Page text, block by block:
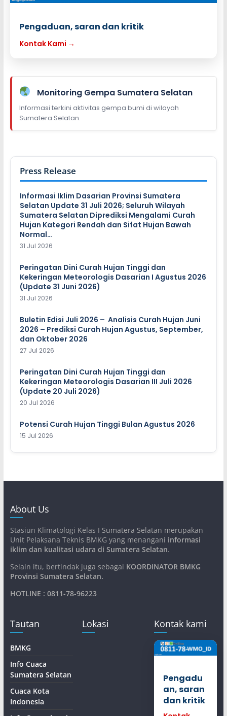
Pengaduan, saran dan kritik
Kontak Kami →
Monitoring Gempa Sumatera Selatan
Informasi terkini aktivitas gempa bumi di wilayah
Sumatera Selatan.
Press Release
Informasi Iklim Dasarian Provinsi Sumatera
Selatan Update 31 Juli 2026; Seluruh Wilayah
Sumatera Selatan Diprediksi Mengalami Curah
Hujan Kategori Rendah dan Sifat Hujan Bawah
Normal…
31 Jul 2026
Peringatan Dini Curah Hujan Tinggi dan
Kekeringan Meteorologis Dasarian I Agustus 2026
(Update 31 Juni 2026)
31 Jul 2026
Buletin Edisi Juli 2026 – Analisis Curah Hujan Juni
2026 – Prediksi Curah Hujan Agustus, September,
dan Oktober 2026
27 Jul 2026
Peringatan Dini Curah Hujan Tinggi dan
Kekeringan Meteorologis Dasarian III Juli 2026
(Update 20 Juli 2026)
20 Jul 2026
Potensi Curah Hujan Tinggi Bulan Agustus 2026
15 Jul 2026
About Us
Stasiun Klimatologi Kelas I Sumatera Selatan merupakan
Unit Pelaksana Teknis BMKG yang menangani informasi
iklim dan kualitasi udara di Sumatera Selatan.
Selain itu, bertindak juga sebagai KOORDINATOR BMKG
Provinsi Sumatera Selatan.
HOTLINE : 0811-78-96223
Tautan
BMKG
Info Cuaca
Sumatera Selatan
Cuaca Kota
Indonesia
Lokasi Kontak kami
Pengadu
an, saran
dan kritik